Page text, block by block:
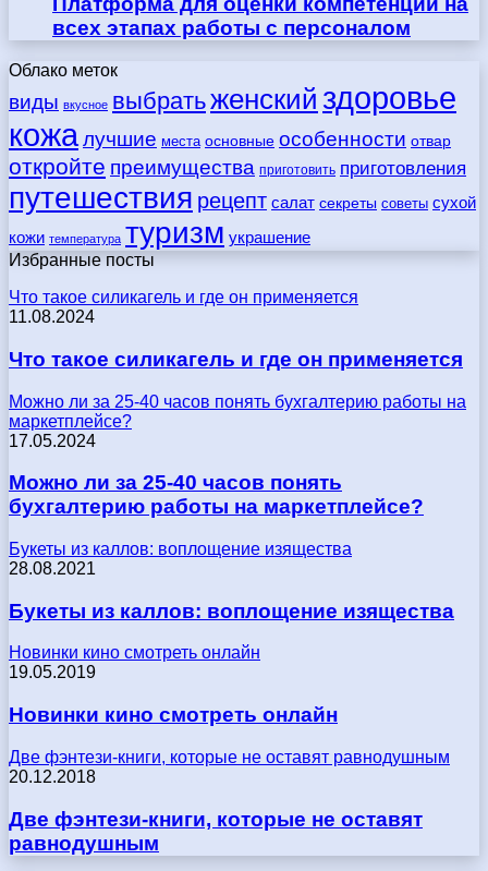
всех этапах работы с персоналом
Облако меток
виды вкусное выбратьженский здоровье
кожалучшие места основные особенности отвар
откройте преимущества приготовить приготовления
путешествия рецепт салат секреты советы сухой
кожи температура туризм украшение
Избранные посты
Что такое силикагель и где он применяется
11.08.2024
Что такое силикагель и где он применяется
Можно ли за 25-40 часов понять бухгалтерию работы на
маркетплейсе?
17.05.2024
Можно ли за 25-40 часов понять
бухгалтерию работы на маркетплейсе?
Букеты из каллов: воплощение изящества
28.08.2021
Букеты из каллов: воплощение изящества
Новинки кино смотреть онлайн
19.05.2019
Новинки кино смотреть онлайн
Две фэнтези-книги, которые не оставят равнодушным
20.12.2018
Две фэнтези-книги, которые не оставят
равнодушным